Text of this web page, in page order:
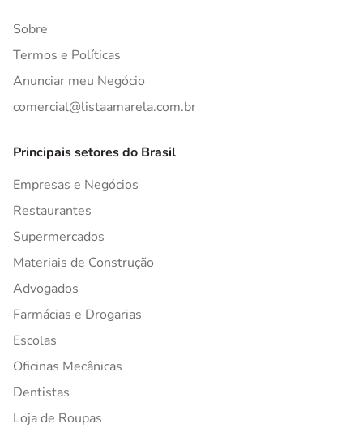
Sobre
Termos e Políticas
Anunciar meu Negócio
comercial@listaamarela.com.br
Principais setores do Brasil
Empresas e Negócios
Restaurantes
Supermercados
Materiais de Construção
Advogados
Farmácias e Drogarias
Escolas
Oficinas Mecânicas
Dentistas
Loja de Roupas